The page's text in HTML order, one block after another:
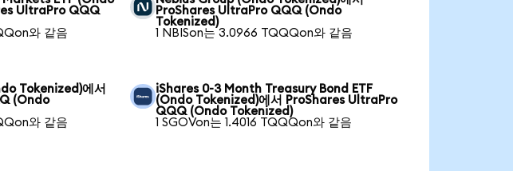
UltraPro QQQ
와 같음
ProShares UltraPro QQQ (Ondo
Tokenized)
1 NBISon는 3.0966 TQQQon와 같음
Tokenized)에서
(Ondo
와 같음
iShares 0-3 Month Treasury Bond ETF
(Ondo Tokenized)에서 ProShares UltraPro
QQQ (Ondo Tokenized)
1 SGOVon는 1.4016 TQQQon와 같음